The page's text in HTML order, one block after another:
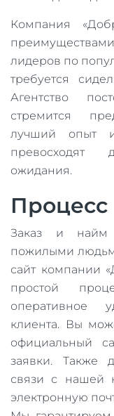
Компания
лидеров по
требуется
Агентство
стремится
лучший опыт
превосходят
ожидания.
Процесс
Заказ и найм
пожилыми
сайт компании
простой
оперативное
клиента. Вы
официальный
заявки. Также
связи с нашей
электронную